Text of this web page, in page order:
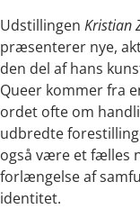
Udstillingen Kristian
præsenterer nye,
den del af hans
Queer kommer fra
ordet ofte om
udbredte
også være et fælles
forlængelse af
identitet.